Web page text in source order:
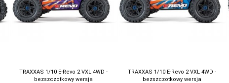
TRAXXAS 1/10 E-Revo 2 VXL 4WD -
bezszczotkowy wersja
TRAXXAS 1/10 E-Revo 2 VXL 4WD -
bezszczotkowy wersja